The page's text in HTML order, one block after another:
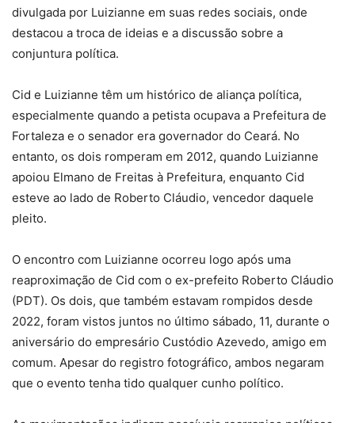
divulgada por Luizianne em suas redes sociais, onde
destacou a troca de ideias e a discussão sobre a
conjuntura política.
Cid e Luizianne têm um histórico de aliança política,
especialmente quando a petista ocupava a Prefeitura de
Fortaleza e o senador era governador do Ceará. No
entanto, os dois romperam em 2012, quando Luizianne
apoiou Elmano de Freitas à Prefeitura, enquanto Cid
esteve ao lado de Roberto Cláudio, vencedor daquele
pleito.
O encontro com Luizianne ocorreu logo após uma
reaproximação de Cid com o ex-prefeito Roberto Cláudio
(PDT). Os dois, que também estavam rompidos desde
2022, foram vistos juntos no último sábado, 11, durante o
aniversário do empresário Custódio Azevedo, amigo em
comum. Apesar do registro fotográfico, ambos negaram
que o evento tenha tido qualquer cunho político.